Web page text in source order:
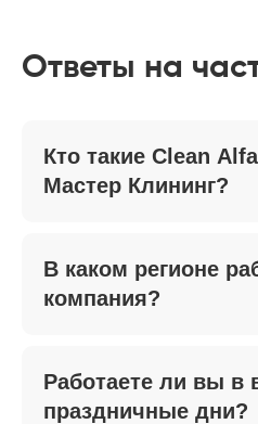
Ответы на
Кто такие Clean
Мастер Клининг?
В каком регионе
компания?
Работаете ли вы в
праздничные дни?